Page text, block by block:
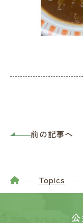
前の記事へ
Topics